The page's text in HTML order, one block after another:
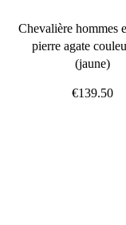
Chevalière hommes
pierre agate
(jaune)
€139.50